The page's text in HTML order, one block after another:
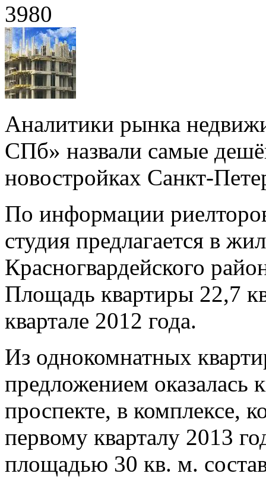
3980
Аналитики рынка
СПб» назвали самые
новостройках Санкт-
По информации
студия предлагается в
Красногвардейского
Площадь квартиры 22,7
квартале 2012 года.
Из однокомнатных
предложением оказалась
проспекте, в комплексе,
первому кварталу 2013
площадью 30 кв. м.